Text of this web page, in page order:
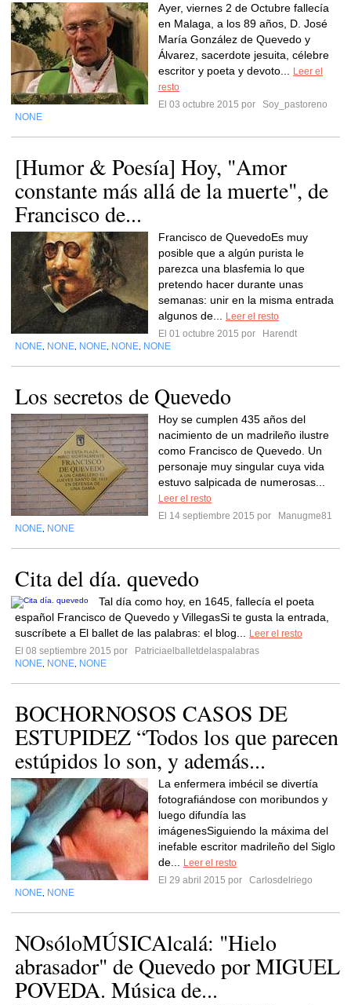
Ayer, viernes 2 de Octubre fallecía
en Malaga, a los 89 años, D. José
María González de Quevedo y
Álvarez, sacerdote jesuita, célebre
escritor y poeta y devoto...
Leer el
resto
El 03 octubre 2015 por
Soy_pastoreno
NONE
[Humor & Poesía] Hoy, "Amor
constante más allá de la muerte", de
Francisco de...
Francisco de QuevedoEs muy
posible que a algún purista le
parezca una blasfemia lo que
pretendo hacer durante unas
semanas: unir en la misma entrada
algunos de...
Leer el resto
El 01 octubre 2015 por
Harendt
NONE NONE NONE NONE NONE
Los secretos de Quevedo
Hoy se cumplen 435 años del
nacimiento de un madrileño ilustre
como Francisco de Quevedo. Un
personaje muy singular cuya vida
estuvo salpicada de numerosas...
Leer el resto
El 14 septiembre 2015 por
Manugme81
NONE NONE
Cita del día. quevedo
Tal día como hoy, en 1645, fallecía el poeta
español Francisco de Quevedo y VillegasSi te gusta la entrada,
suscríbete a El ballet de las palabras: el blog...
Leer el resto
El 08 septiembre 2015 por
Patriciaelballetdelaspalabras
NONE NONE NONE
BOCHORNOSOS CASOS DE
ESTUPIDEZ “Todos los que parecen
estúpidos lo son, y además...
La enfermera imbécil se divertía
fotografiándose con moribundos y
luego difundía las
imágenesSiguiendo la máxima del
inefable escritor madrileño del Siglo
de...
Leer el resto
El 29 abril 2015 por
Carlosdelriego
NONE NONE
NOsóloMÚSICAlcalá: "Hielo
abrasador" de Quevedo por MIGUEL
POVEDA. Música de...